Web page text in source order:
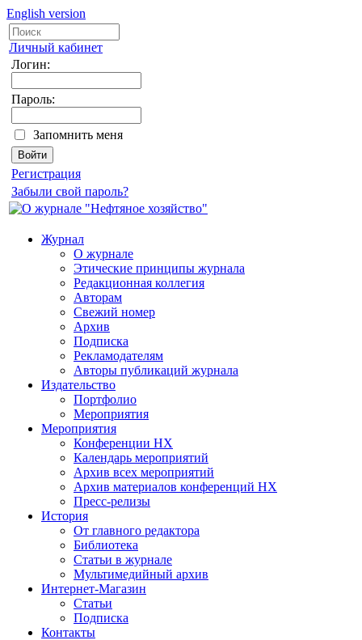
English version
Личный кабинет
Логин:
Пароль:
Запомнить меня
Регистрация
Забыли свой пароль?
Журнал
О журнале
Этические принципы журнала
Редакционная коллегия
Авторам
Свежий номер
Архив
Подписка
Рекламодателям
Авторы публикаций журнала
Издательство
Портфолио
Мероприятия
Мероприятия
Конференции НХ
Календарь мероприятий
Архив всех мероприятий
Архив материалов конференций НХ
Пресс-релизы
История
От главного редактора
Библиотека
Статьи в журнале
Мультимедийный архив
Интернет-Магазин
Статьи
Подписка
Контакты